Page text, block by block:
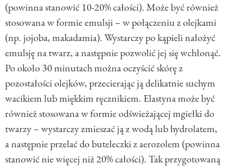
(powinna stanowić 10-20% całości). Może być również
stosowana w formie emulsji – w połączeniu z olejkami
(np. jojoba, makadamia). Wystarczy po kąpieli nałożyć
emulsję na twarz, a następnie pozwolić jej się wchłonąć.
Po około 30 minutach można oczyścić skórę z
pozostałości olejków, przecierając ją delikatnie suchym
wacikiem lub miękkim ręcznikiem. Elastyna może być
również stosowana w formie odświeżającej mgiełki do
twarzy – wystarczy zmieszać ją z wodą lub hydrolatem,
a następnie przelać do buteleczki z aerozolem (powinna
stanowić nie więcej niż 20% całości). Tak przygotowaną